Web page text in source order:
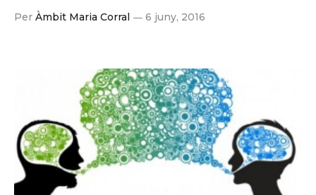
Per Àmbit Maria Corral 6 juny, 2016